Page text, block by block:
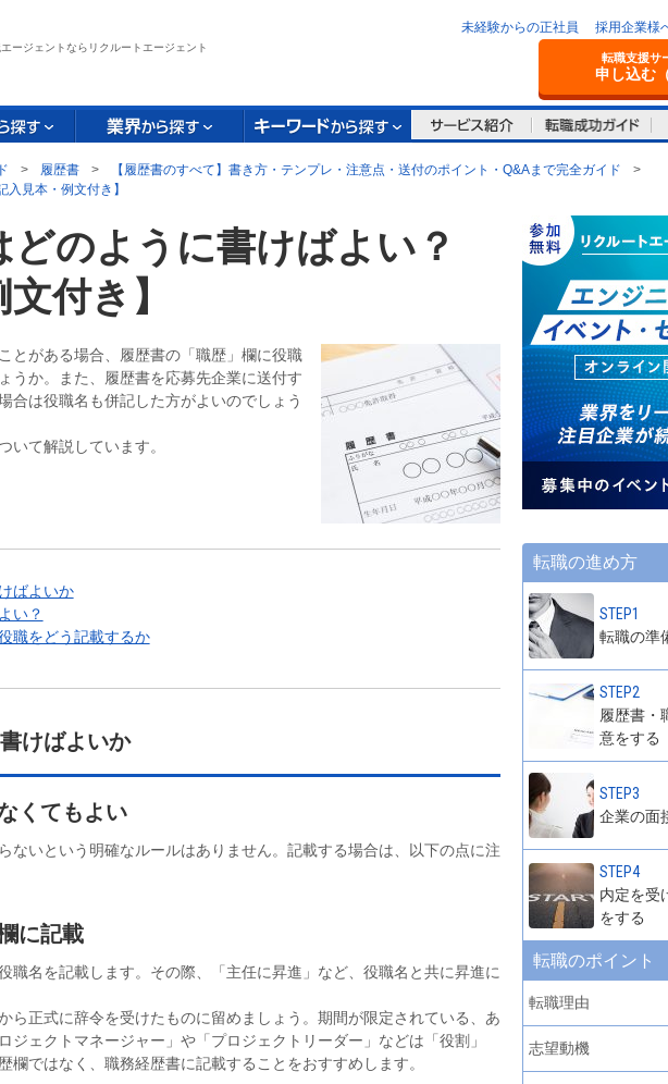
ージェントならリクルートエージェント
未経験からの正社員 採用企業様
転職支援サ
申し込む
> 履歴書 > 【履歴書のすべて】書き方・テンプレ・注意点・送付のポイント・Q&Aまで完全ガイド
>
見本・例文付き】
どのように書けばよい？
付き】
とがある場合、履歴書の「職歴」欄に役職
うか。また、履歴書を応募先企業に送付す
合は役職名も併記した方がよいのでしょう
いて解説しています。
ばよいか
い？
職をどう記載するか
けばよいか
くてもよい
ないという明確なルールはありません。記載する場合は、以下の点に注
に記載
職名を記載します。その際、「主任に昇進」など、役職名と共に昇進に
ら正式に辞令を受けたものに留めましょう。期間が限定されている、あ
ジェクトマネージャー」や「プロジェクトリーダー」などは「役割」
欄ではなく、職務経歴書に記載することをおすすめします。
転職の進め方
STEP1
転職の準
STEP2
履歴書・
意をする
STEP3
企業の面
STEP4
内定を受
をする
転職のポイント
転職理由
志望動機